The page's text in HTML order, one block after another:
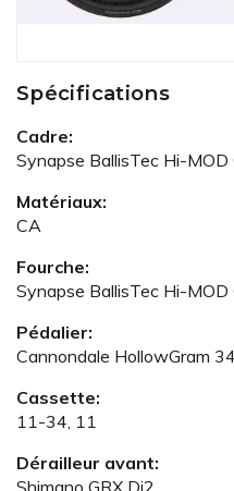
Spécifications
Cadre:
Synapse BallisTec Hi-
Matériaux:
CA
Fourche:
Synapse BallisTec Hi-
Pédalier:
Cannondale HollowGram
Cassette:
11-34, 11
Dérailleur avant:
Shimano GRX Di2